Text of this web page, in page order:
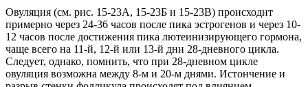
Овуляция (см. рис. 15-23А, 15-23Б и 15-23В) происходит
примерно через 24-36 часов после пика эстрогенов и через 10-
12 часов после достижения пика лютеинизирующего гормона,
чаще всего на 11-й, 12-й или 13-й дни 28-дневного цикла.
Следует, однако, помнить, что при 28-дневном цикле
овуляция возможна между 8-м и 20-м днями. Истончение и